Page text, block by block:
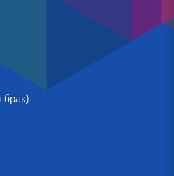
брак)